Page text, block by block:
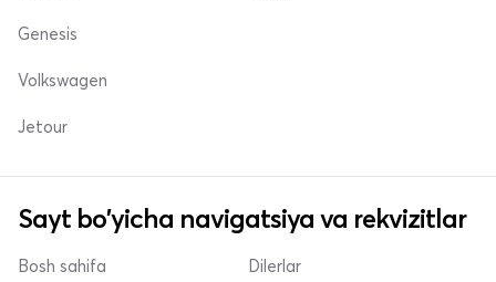
Genesis
Volkswagen
Jetour
Sayt bo'yicha navigatsiya va rekvizitlar
Bosh sahifa Dilerlar